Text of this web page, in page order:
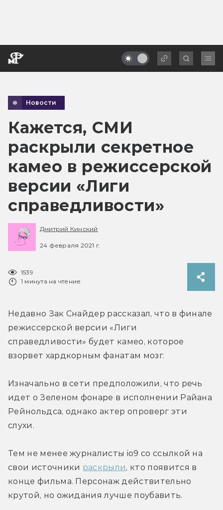
Новости
Кажется, СМИ
раскрыли секретное
камео в режиссерской
версии «Лиги
справедливости»
Дмитрий Кинский
24 февраля 2021 г.
1539
1 минута на чтение
Недавно Зак Снайдер рассказал, что в финале
режиссерской версии «Лиги
справедливости» будет камео, которое
взорвет хардкорным фанатам мозг.
Изначально в сети предположили, что речь
идет о Зеленом фонаре в исполнении Райана
Рейнольдса, однако актер опроверг эти
слухи.
Тем не менее журналисты io9 со ссылкой на
свои источники раскрыли, кто появится в
конце фильма. Персонаж действительно
крутой, но ожидания лучше поубавить.